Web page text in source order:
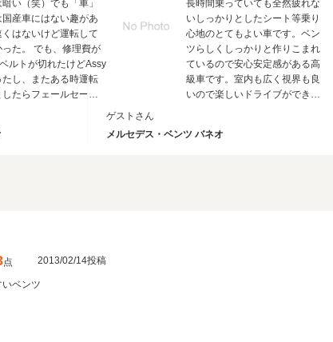
い（笑）でも「車」
国産車にはない趣があ
くはないけど運転して
た。 でも、修理費が
ルトが切れたけどAssy
し、またある時運転
したらフェールセーフ
始動しなくなり、修
でかなりの高額、中
長時間乗っていても全然疲れな
いしっかりとしたシート等乗り
心地のとてもよい車です。ベン
ツらしくしっかりと作りこまれ
ているので安心安定感がある高
級車です。室内も広く視界も良
いので楽しいドライブができる
ゲストさん
メルセデス・ベンツ バネオ
点 2013/02/14投稿
ベンツ